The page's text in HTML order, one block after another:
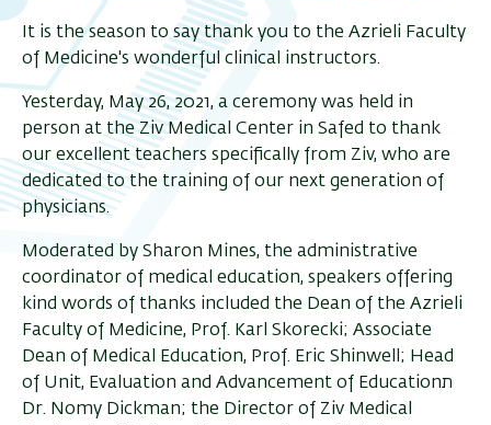
It is the season to say thank you to the Azrieli Faculty
of Medicine's wonderful clinical instructors.
Yesterday, May 26, 2021, a ceremony was held in
person at the Ziv Medical Center in Safed to thank
our excellent teachers specifically from Ziv, who are
dedicated to the training of our next generation of
physicians.
Moderated by Sharon Mines, the administrative
coordinator of medical education, speakers offering
kind words of thanks included the Dean of the Azrieli
Faculty of Medicine, Prof. Karl Skorecki; Associate
Dean of Medical Education, Prof. Eric Shinwell; Head
of Unit, Evaluation and Advancement of Educationת
Dr. Nomy Dickman; the Director of Ziv Medical